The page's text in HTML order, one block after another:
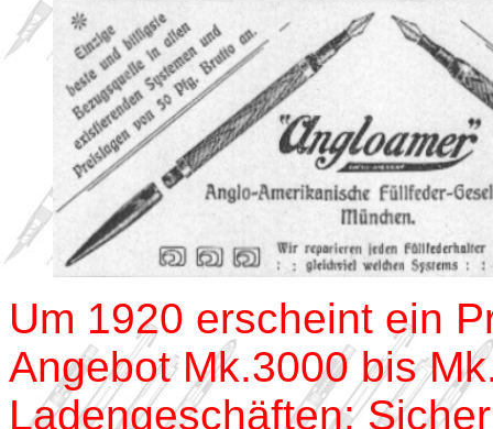
Um 1920 erscheint ein
Angebot Mk.3000 bis
Ladengeschäften: